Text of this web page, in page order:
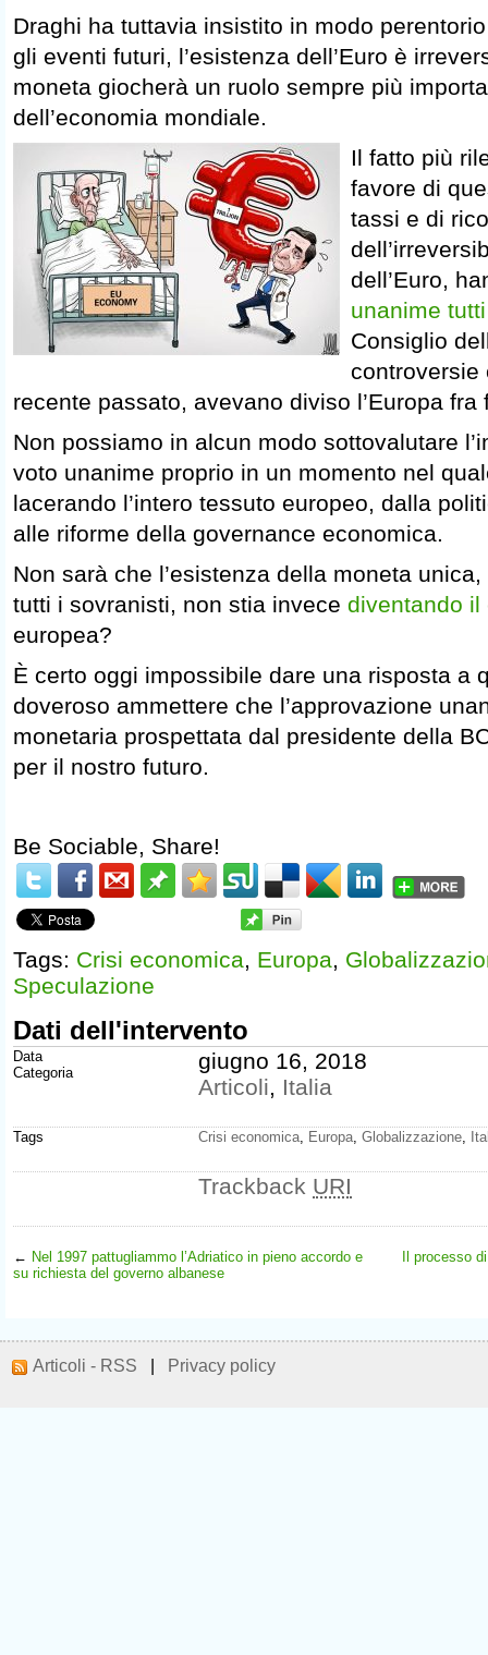
Draghi ha tuttavia insistito in modo
gli eventi futuri, l’esistenza dell’Euro è
moneta giocherà un ruolo sempre più
dell’economia mondiale.
Il fatto più
favore di
tassi e di
dell’Euro,
unanime
Consiglio
controversie
recente passato, avevano diviso l’Europa
Non possiamo in alcun modo sottovalutare
voto unanime proprio in un momento nel
lacerando l’intero tessuto europeo, dalla
alle riforme della governance economica.
Non sarà che l’esistenza della moneta
tutti i sovranisti, non stia invece diventando il
europea?
È certo oggi impossibile dare una risposta a
doveroso ammettere che l’approvazione
monetaria prospettata dal presidente della
per il nostro futuro.
Be Sociable, Share!
Tags: Crisi economica Europa
Speculazione
Dati dell'intervento
Data
Categoria
giugno 16, 2018
Articoli
Italia
Tags Crisi economica Europa Globalizzazione
Trackback URI
← Nel 1997 pattugliammo l’Adriatico in pieno accordo e
su richiesta del governo albanese
Il processo
Articoli - RSS Privacy policy